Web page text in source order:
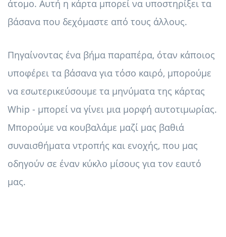
άτομο. Αυτή η κάρτα μπορεί να υποστηρίξει τα
βάσανα που δεχόμαστε από τους άλλους.
Πηγαίνοντας ένα βήμα παραπέρα, όταν κάποιος
υποφέρει τα βάσανα για τόσο καιρό, μπορούμε
να εσωτερικεύσουμε τα μηνύματα της κάρτας
Whip - μπορεί να γίνει μια μορφή αυτοτιμωρίας.
Μπορούμε να κουβαλάμε μαζί μας βαθιά
συναισθήματα ντροπής και ενοχής, που μας
οδηγούν σε έναν κύκλο μίσους για τον εαυτό
μας.